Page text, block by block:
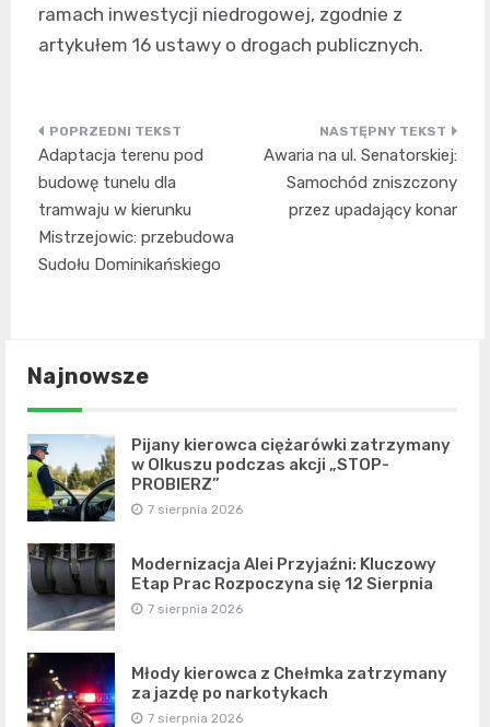
ramach inwestycji niedrogowej, zgodnie z
artykułem 16 ustawy o drogach publicznych.
Nawigacja
wpisu
Adaptacja terenu pod
budowę tunelu dla
tramwaju w kierunku
Mistrzejowic: przebudowa
Sudołu Dominikańskiego
Awaria na ul. Senatorskiej:
Samochód zniszczony
przez upadający konar
Najnowsze
Pijany kierowca ciężarówki zatrzymany
w Olkuszu podczas akcji „STOP-
PROBIERZ”
7 sierpnia 2026
Modernizacja Alei Przyjaźni: Kluczowy
Etap Prac Rozpoczyna się 12 Sierpnia
7 sierpnia 2026
Młody kierowca z Chełmka zatrzymany
za jazdę po narkotykach
7 sierpnia 2026